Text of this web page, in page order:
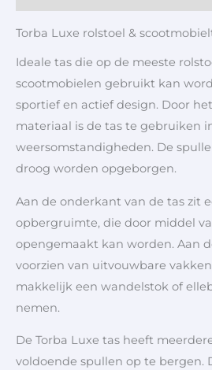
Torba Luxe rolstoel &
Ideale tas die op de meeste
scootmobielen gebruikt kan
sportief en actief design. Door
materiaal is de tas te gebruiken
weersomstandigheden. De
droog worden opgeborgen.
Aan de onderkant van de tas zit
opbergruimte, die door middel
opengemaakt kan worden. Aan
voorzien van uitvouwbare
makkelijk een wandelstok of
nemen.
De Torba Luxe tas heeft
voldoende spullen op te bergen.